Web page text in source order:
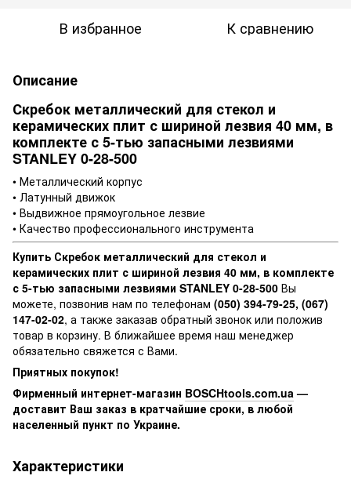
В избранное К сравнению
Описание
Скребок металлический для стекол и
керамических плит с шириной лезвия 40 мм, в
комплекте с 5-тью запасными лезвиями
STANLEY 0-28-500
• Металлический корпус
• Латунный движок
• Выдвижное прямоугольное лезвие
• Качество профессионального инструмента
Купить Скребок металлический для стекол и
керамических плит с шириной лезвия 40 мм, в комплекте
с 5-тью запасными лезвиями STANLEY 0-28-500 Вы
можете, позвонив нам по телефонам (050) 394-79-25, (067)
147-02-02, а также заказав обратный звонок или положив
товар в корзину. В ближайшее время наш менеджер
обязательно свяжется с Вами.
Приятных покупок!
Фирменный интернет-магазин BOSCHtools.com.ua —
доставит Ваш заказ в кратчайшие сроки, в любой
населенный пункт по Украине.
Характеристики